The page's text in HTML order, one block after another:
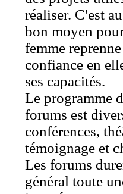
réaliser. C'est
bon moyen
femme reprenne
confiance en
ses capacités.
Le programme
forums est
conférences,
témoignage et
Les forums
général toute